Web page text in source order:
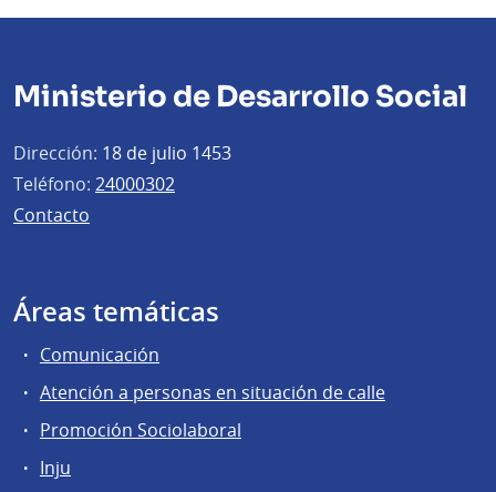
Ministerio de Desarrollo Social
Dirección: 18 de julio 1453
Teléfono: 24000302
Contacto
Áreas temáticas
Comunicación
Atención a personas en situación de calle
Promoción Sociolaboral
Inju